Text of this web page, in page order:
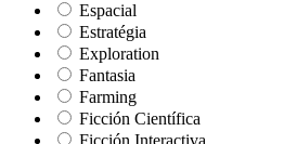
Espacial
Estratégia
Exploration
Fantasia
Farming
Ficción Científica